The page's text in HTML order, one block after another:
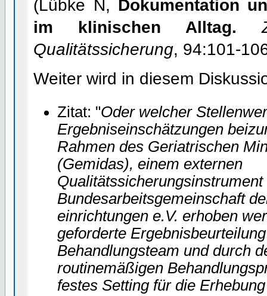
(Lübke N,
Dokumentation
im klinischen Alltag.
Qualitätssicherung, 94:101-
Weiter wird in diesem
Zitat: "Oder welcher
Ergebniseinschätzungen
Rahmen des Geriatrischen
(Gemidas), einem externen
Qualitätssicherungsinstrument
Bundesarbeitsgemeinschaft
einrichtungen e.V. erhoben
geforderte
Behandlungsteam und durch
routinemäßigen
festes Setting für die